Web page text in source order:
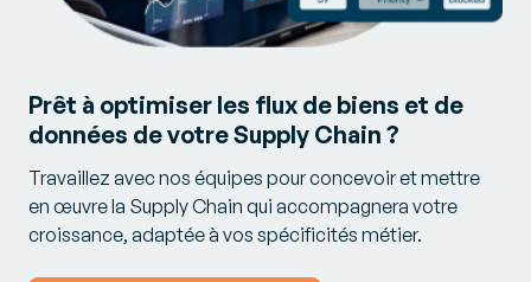
Prêt à optimiser les flux de biens et de
données de votre Supply Chain ?
Travaillez avec nos équipes pour concevoir et mettre
en œuvre la Supply Chain qui accompagnera votre
croissance, adaptée à vos spécificités métier.